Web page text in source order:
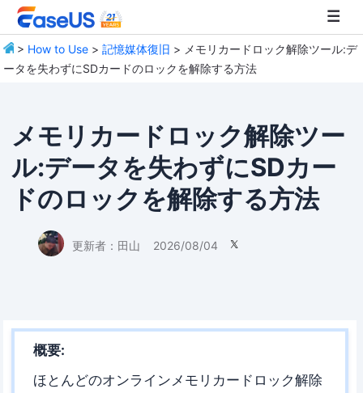
> How to Use >記憶媒体復旧 > メモリカードロック解除ツール:デ
ータを失わずにSDカードのロックを解除する方法
メモリカードロック解除ツー
ル:データを失わずにSDカー
ドのロックを解除する方法
更新者： 田山 2026/08/04 
概要:
ほとんどのオンラインメモリカードロック解除